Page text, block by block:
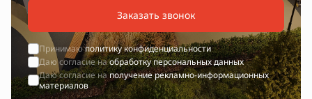
Заказать звонок
Принимаюполитику конфиденциальности
Даю согласие наобработку персональных данных
Даю согласие наполучение рекламно-информационных
материалов